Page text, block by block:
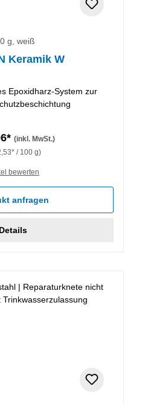
g, weiß
Keramik W
Epoxidharz-System zur
(inkl. MwSt.)
/ 100 g)
bewerten
anfragen
Details